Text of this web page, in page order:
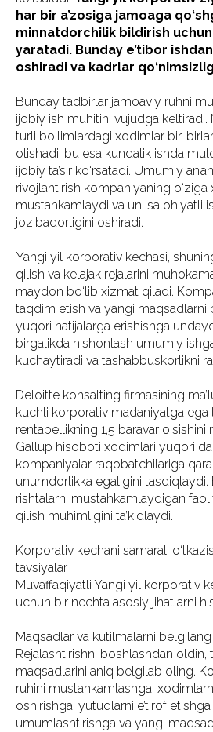
har bir a’zosiga jamoaga
minnatdorchilik bildirish
yaratadi. Bunday e’tibor
oshiradi va kadrlar
Bunday tadbirlar jamoaviy ruhni
ijobiy ish muhitini vujudga
turli bo‘limlardagi xodimlar bir-
olishadi, bu esa kundalik ishda
ijobiy ta’sir ko‘rsatadi. Umumiy
rivojlantirish kompaniyaning o‘ziga
mustahkamlaydi va uni salohiyatli
jozibadorligini oshiradi.
Yangi yil korporativ kechasi,
qilish va kelajak rejalarini
maydon bo‘lib xizmat qiladi.
taqdim etish va yangi maqsadlarni
yuqori natijalarga erishishga
birgalikda nishonlash umumiy
kuchaytiradi va tashabbuskorlikni
Deloitte konsalting firmasining
kuchli korporativ madaniyatga
rentabellikning 1,5 baravar
Gallup hisoboti xodimlari yuqori
kompaniyalar raqobatchilariga
unumdorlikka egaligini tasdiqlaydi.
rishtalarni mustahkamlaydigan
qilish muhimligini ta’kidlaydi.
Korporativ kechani samarali
tavsiyalar
Muvaffaqiyatli Yangi yil korporativ
uchun bir nechta asosiy jihatlarni
Maqsadlar va kutilmalarni belgilang
Rejalashtirishni boshlashdan oldin,
maqsadlarini aniq belgilab oling.
ruhini mustahkamlashga,
oshirishga, yutuqlarni e’tirof
umumlashtirishga va yangi